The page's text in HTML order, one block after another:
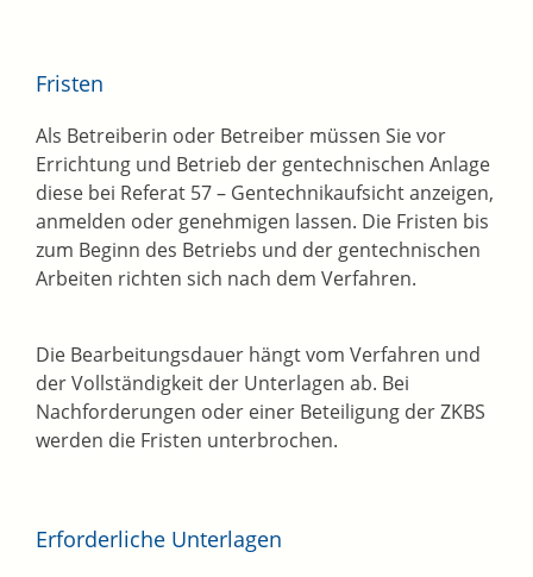
Fristen
Als Betreiberin oder Betreiber müssen Sie vor
Errichtung und Betrieb der gentechnischen Anlage
diese bei Referat 57 – Gentechnikaufsicht anzeigen,
anmelden oder genehmigen lassen. Die Fristen bis
zum Beginn des Betriebs und der gentechnischen
Arbeiten richten sich nach dem Verfahren.
Die Bearbeitungsdauer hängt vom Verfahren und
der Vollständigkeit der Unterlagen ab. Bei
Nachforderungen oder einer Beteiligung der ZKBS
werden die Fristen unterbrochen.
Erforderliche Unterlagen